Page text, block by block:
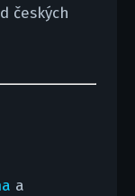
českých
a